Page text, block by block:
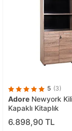
5 (3)
Adore Newyork
Kapaklı Kitaplık
6.898,90 TL